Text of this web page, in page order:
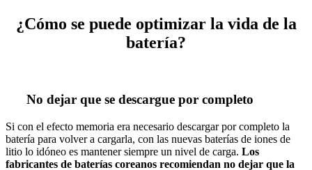
¿Cómo se puede optimizar la vida de la
batería?
No dejar que se descargue por completo
Si con el efecto memoria era necesario descargar por completo la
batería para volver a cargarla, con las nuevas baterías de iones de
litio lo idóneo es mantener siempre un nivel de carga. Los
fabricantes de baterías coreanos recomiendan no dejar que la